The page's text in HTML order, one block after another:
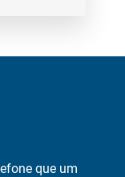
que um